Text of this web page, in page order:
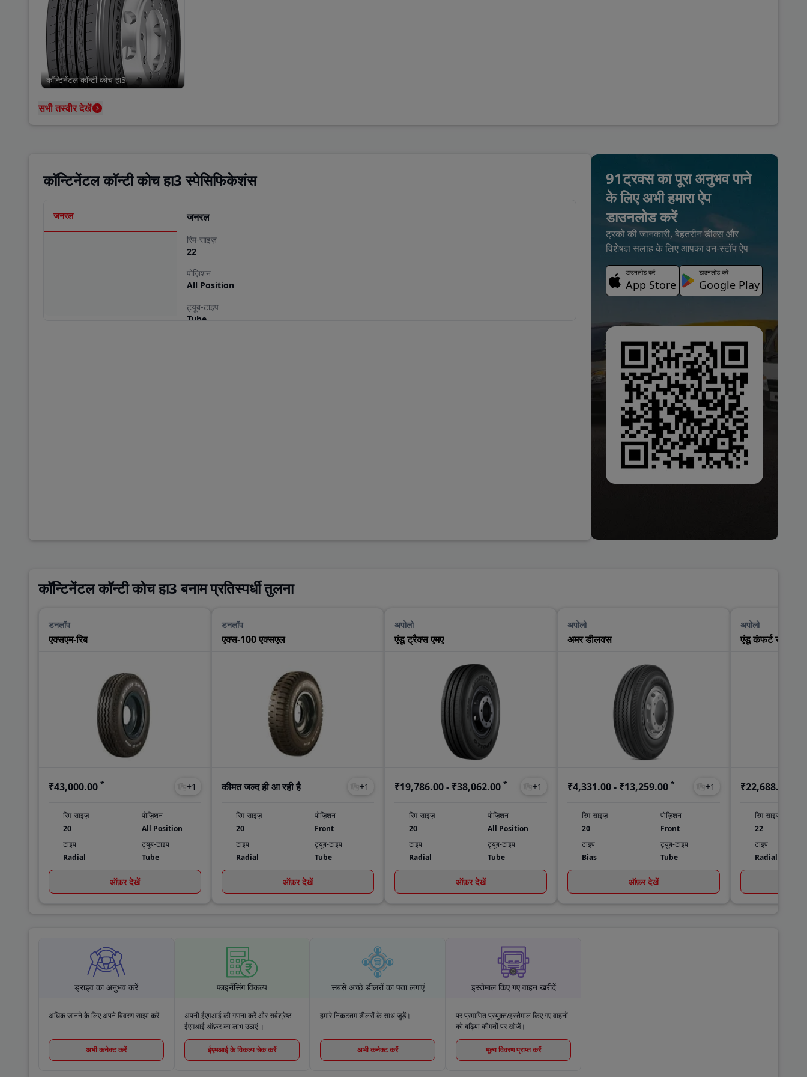
कॉन्टिनेंटल कॉन्टी कोच हा3
सभी तस्वीर देखें
कॉन्टिनेंटल कॉन्टी कोच हा3 स्पेसिफिकेशंस
जनरल जनरल
रिम-साइज़
22
पोज़िशन
All Position
ट्यूब-टाइप
Tube
91ट्रक्स का पूरा अनुभव पाने
के लिए अभी हमारा ऐप
डाउनलोड करें
ट्रकों की जानकारी, बेहतरीन डील्स और
विशेषज्ञ सलाह के लिए आपका वन-स्टॉप ऐप
डाउनलोड करें
App Store
डाउनलोड करें
Google Play
कॉन्टिनेंटल कॉन्टी कोच हा3 बनाम प्रतिस्पर्धी तुलना
डनलॉप
एक्सएम-रिब
₹43,000.00 * +1
रिम-साइज़
20
पोज़िशन
All Position
टाइप
Radial
ट्यूब-टाइप
Tube
ऑफ़र देखें
डनलॉप
एक्स-100 एक्सएल
कीमत जल्द ही आ रही है +1
रिम-साइज़
20
पोज़िशन
Front
टाइप
Radial
ट्यूब-टाइप
Tube
ऑफ़र देखें
अपोलो
एंडू ट्रैक्स एमए
₹19,786.00 - ₹38,062.00 * +1
रिम-साइज़
20
पोज़िशन
All Position
टाइप
Radial
ट्यूब-टाइप
Tube
ऑफ़र देखें
अपोलो
अमर डीलक्स
₹4,331.00 - ₹13,259.00 * +1
रिम-साइज़
20
पोज़िशन
Front
टाइप
Bias
ट्यूब-टाइप
Tube
ऑफ़र देखें
अपोलो
एंडू कंफर्ट सीए
₹22,688.00
रिम-साइज़
22
टाइप
Radial
ड्राइव का अनुभव करें
अधिक जानने के लिए अपने विवरण साझा करें
अभी कनेक्ट करें
फाइनेंसिंग विकल्प
अपनी ईएमआई की गणना करें और सर्वश्रेष्ठ
ईएमआई ऑफ़र का लाभ उठाएं ।
ईएमआई के विकल्प चेक करें
सबसे अच्छे डीलरों का पता लगाएं
हमारे निकटतम डीलरों के साथ जुड़ें।
अभी कनेक्ट करें
इस्तेमाल किए गए वाहन खरीदें
पर प्रमाणित प्रयुक्त/इस्तेमाल किए गए वाहनों
को बढ़िया कीमतों पर खोजें।
मूल्य विवरण प्राप्त करें